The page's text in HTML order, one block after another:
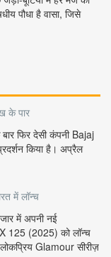
पौधा है वासा, जिसे
के पार
फिर देसी कंपनी Bajaj
किया है। अप्रैल
में लॉन्च
में अपनी नई
125 (2025) को लॉन्च
Glamour सीरीज़